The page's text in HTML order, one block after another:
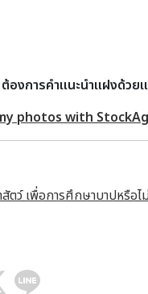
องการคำแนะนำแฝงด้วย
photos with
ตว์ เพื่อการศึกษาบาปหรือไ